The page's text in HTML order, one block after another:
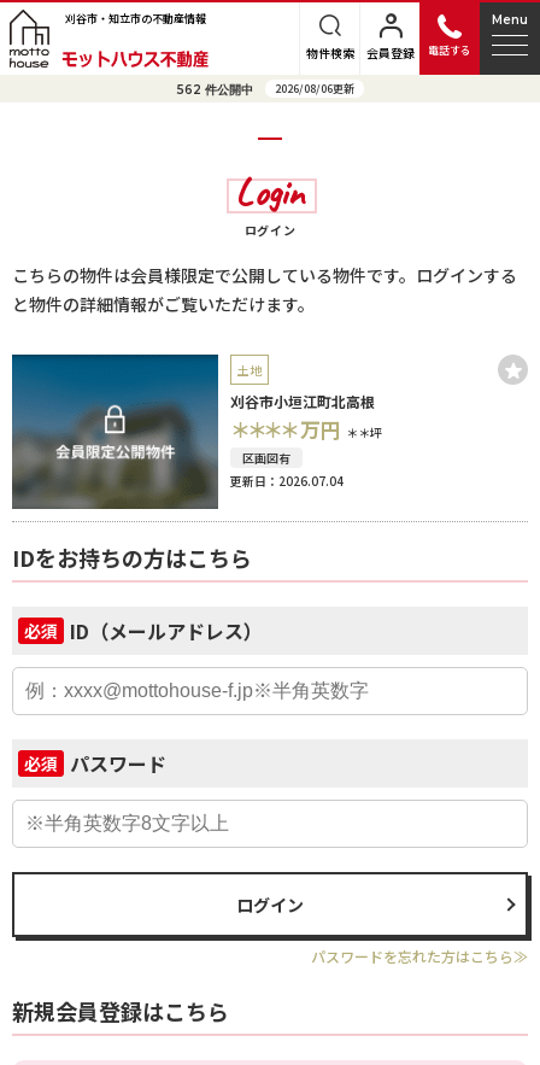
刈谷市・知立市の不動産情報
物件検索 会員登録 電話する
Menu
562 件公開中 2026/08/06更新
Login
ログイン
こちらの物件は会員様限定で公開している物件です。ログインする
と物件の詳細情報がご覧いただけます。
土地
刈谷市小垣江町北高根
＊＊＊＊万円 ＊＊坪
区画図有
更新日：2026.07.04
IDをお持ちの方はこちら
必須 ID（メールアドレス）
必須 パスワード
ログイン
パスワードを忘れた方はこちら≫
新規会員登録はこちら